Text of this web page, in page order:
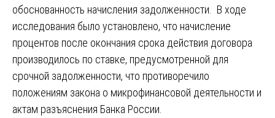
обоснованность начисления задолженности. В ходе
исследования было установлено, что начисление
процентов после окончания срока действия договора
производилось по ставке, предусмотренной для
срочной задолженности, что противоречило
положениям закона о микрофинансовой деятельности и
актам разъяснения Банка России.